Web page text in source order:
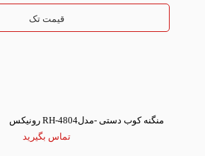
قیمت تک
منگنه کوب دستی -مدلRH-4804 رونیکس
تماس بگیرید